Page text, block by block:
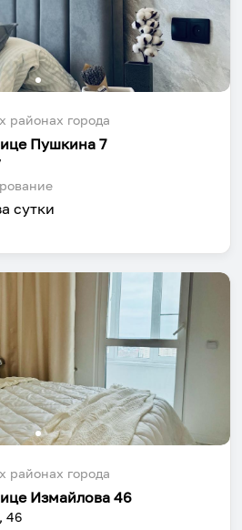
районах города
Пушкина 7
сутки
районах города
Измайлова 46
46